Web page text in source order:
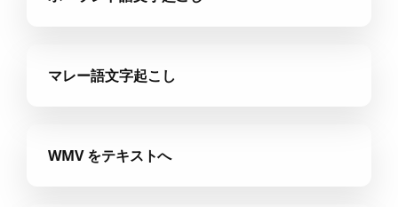
マレー語文字起こし
WMV をテキストへ